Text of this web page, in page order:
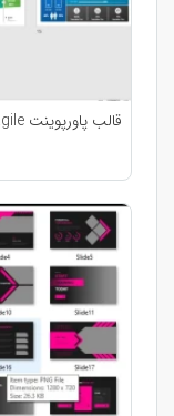
قالب پاورپوینت agile ارائه نقشه راه